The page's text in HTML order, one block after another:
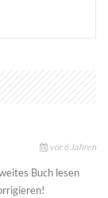
vor 6 Jahren
Buch lesen